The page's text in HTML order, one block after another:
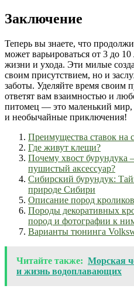
Заключение
Теперь вы знаете, что
может варьироваться от 3 до
жизни и ухода. Эти милые
своим присутствием, но и
заботы. Уделяйте время своим
ответят вам взаимностью и
питомец — это маленький мир,
и необычайные приключения!
Преимущества ставок на
Где живут клещи?
Почему хвост бурундука
пушистый аксессуар?
Сибирский бурундук:
природе Сибири
Описание пород
Породы декоративных
пород и фотографии к
Варианты тюнинга
Читайте также: Морская
и жизнь водоплавающих